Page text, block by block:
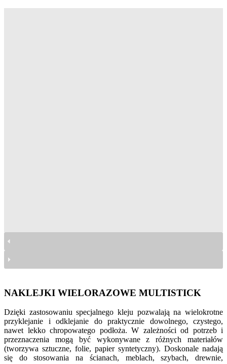
NAKLEJKI WIELORAZOWE MULTISTICK
Dzięki zastosowaniu specjalnego kleju pozwalają na wielokrotne
przyklejanie i odklejanie do praktycznie dowolnego, czystego,
nawet lekko chropowatego podłoża. W zależności od potrzeb i
przeznaczenia mogą być wykonywane z różnych materiałów
(tworzywa sztuczne, folie, papier syntetyczny). Doskonale nadają
się do stosowania na ścianach, meblach, szybach, drewnie,